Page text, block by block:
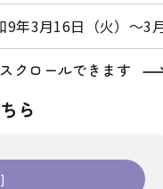
9年3月16日（火）～3
スクロールできます
ら